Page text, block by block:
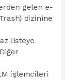
gelen e-
dizinine
listeye
işlemcileri